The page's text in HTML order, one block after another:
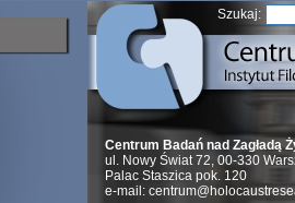
Szukaj:
Centrum Badań nad Zagładą
ul. Nowy Świat 72, 00-330
Palac Staszica pok. 120
e-mail: